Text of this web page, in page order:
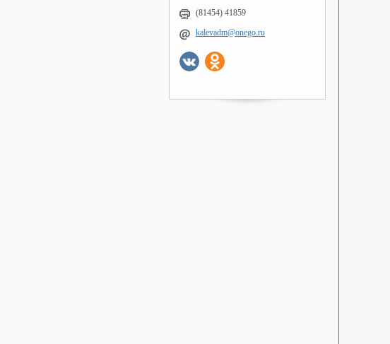
(81454) 41859
kalevadm@onego.ru